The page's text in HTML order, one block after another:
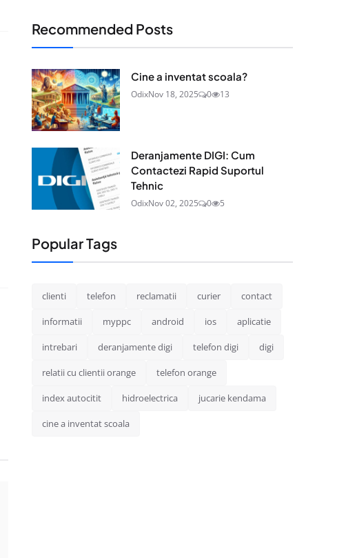
Recommended Posts
Cine a inventat scoala?
OdixNov 18, 2025 0 13
Deranjamente DIGI: Cum
Contactezi Rapid Suportul
Tehnic
OdixNov 02, 2025 0 5
Popular Tags
clienti telefon reclamatii curier contact
informatii myppc android ios aplicatie
intrebari deranjamente digi telefon digi digi
relatii cu clientii orange telefon orange
index autocitit hidroelectrica jucarie kendama
cine a inventat scoala